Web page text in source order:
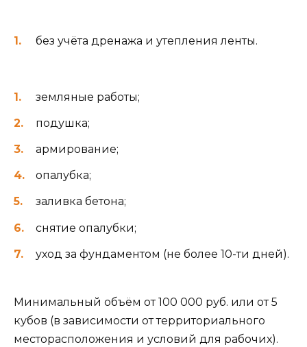
без учёта дренажа и утепления ленты.
земляные работы;
подушка;
армирование;
опалубка;
заливка бетона;
снятие опалубки;
уход за фундаментом (не более 10-ти дней).
Минимальный объём от 100 000 руб. или от 5
кубов (в зависимости от территориального
месторасположения и условий для рабочих).